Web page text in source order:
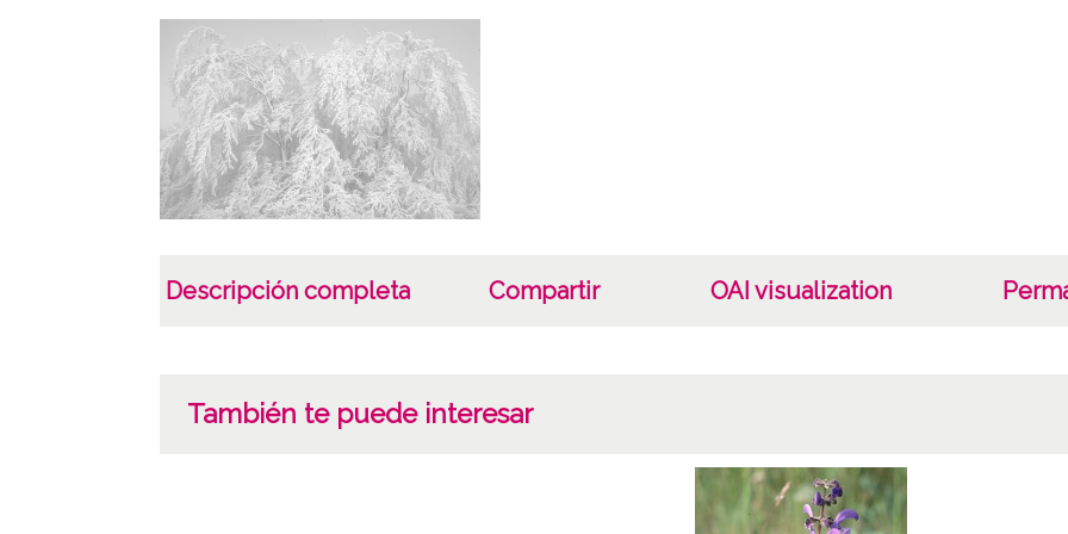
Descripción completa Compartir OAI visualization
También te puede interesar